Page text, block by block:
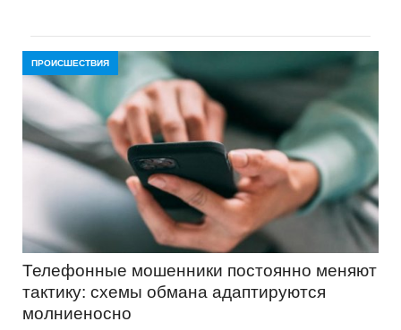
ПРОИСШЕСТВИЯ
Телефонные мошенники постоянно меняют
тактику: схемы обмана адаптируются
молниеносно